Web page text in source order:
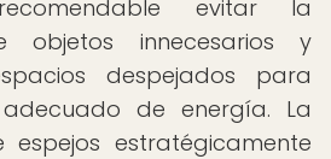
evitar la
objetos innecesarios y
despejados para
de energía. La
espejos estratégicamente